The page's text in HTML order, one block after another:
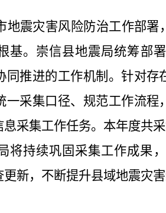
地震灾害风险防治工作部
基。崇信县地震局统筹部
同推进的工作机制。针对
一采集口径、规范工作流
采集工作任务。本年度共
将持续巩固采集工作成果
新，不断提升县域地震灾害